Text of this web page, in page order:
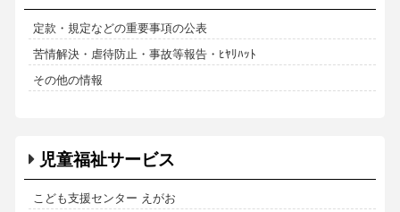
定款・規定などの重要事項の公表
苦情解決・虐待防止・事故等報告・ﾋﾔﾘﾊｯﾄ
その他の情報
児童福祉サービス
こども支援センター えがお